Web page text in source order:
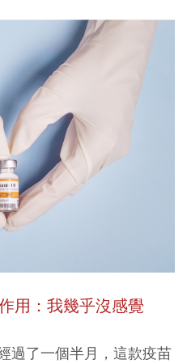
用：我幾乎沒感覺
過了一個半月，這款疫苗